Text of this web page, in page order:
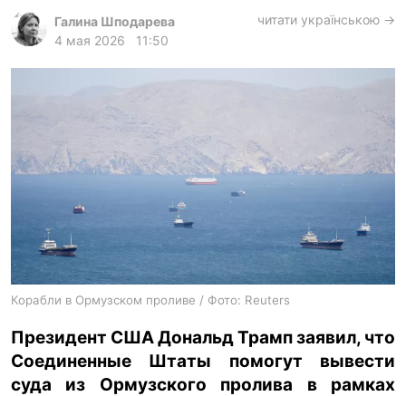
архив
gambling
ru
Галина Шподарева
4 мая 2026
11:50
читати українською →
Корабли в Ормузском проливе / Фото: Reuters
Президент США Дональд Трамп заявил, что
Соединенные Штаты помогут вывести
суда из Ормузского пролива в рамках